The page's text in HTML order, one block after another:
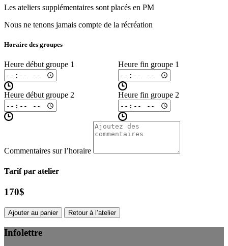
Les ateliers supplémentaires sont placés en PM
Nous ne tenons jamais compte de la récréation
Horaire des groupes
Heure début groupe 1 Heure fin groupe 1
Heure début groupe 2 Heure fin groupe 2
Commentaires sur l’horaire
Tarif par atelier
170$
Ajouter au panier Retour à l’atelier
Infolettre